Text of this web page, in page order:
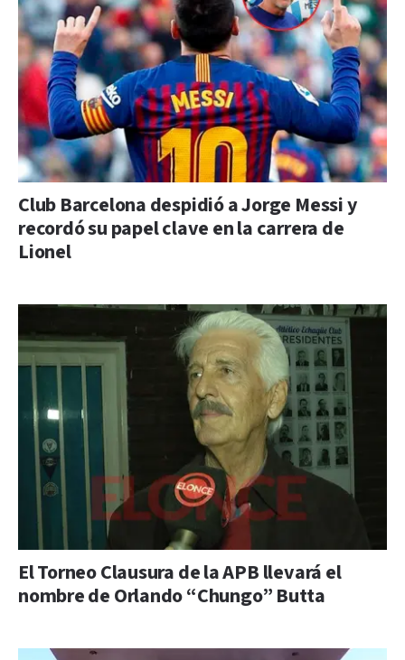
Club Barcelona despidió a Jorge Messi y
recordó su papel clave en la carrera de
Lionel
El Torneo Clausura de la APB llevará el
nombre de Orlando “Chungo” Butta